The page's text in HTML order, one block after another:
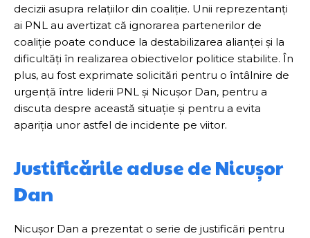
decizii asupra relațiilor din coaliție. Unii reprezentanți
ai PNL au avertizat că ignorarea partenerilor de
coaliție poate conduce la destabilizarea alianței și la
dificultăți în realizarea obiectivelor politice stabilite. În
plus, au fost exprimate solicitări pentru o întâlnire de
urgență între liderii PNL și Nicușor Dan, pentru a
discuta despre această situație și pentru a evita
apariția unor astfel de incidente pe viitor.
Justificările aduse de Nicușor
Dan
Nicușor Dan a prezentat o serie de justificări pentru